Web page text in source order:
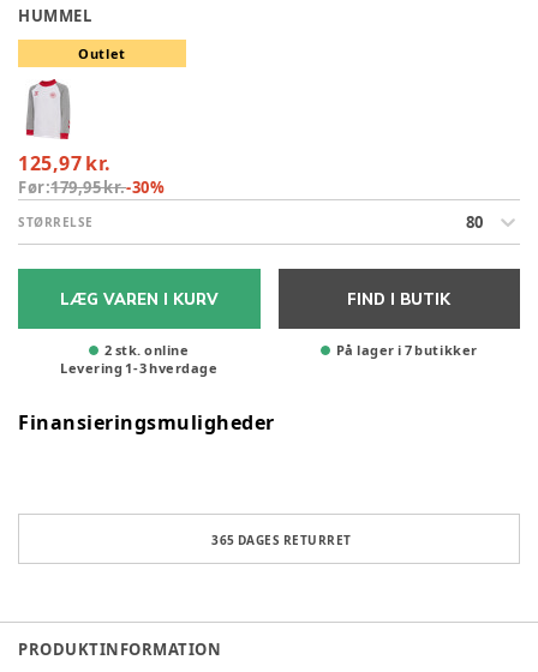
HUMMEL
Outlet
125,97 kr.
Før:179,95 kr.-30%
STØRRELSE 80
LÆG VAREN I KURV
2 stk. online
Levering 1-3hverdage
FIND I BUTIK
På lager i 7 butikker
Finansieringsmuligheder
365 DAGES RETURRET
PRODUKTINFORMATION